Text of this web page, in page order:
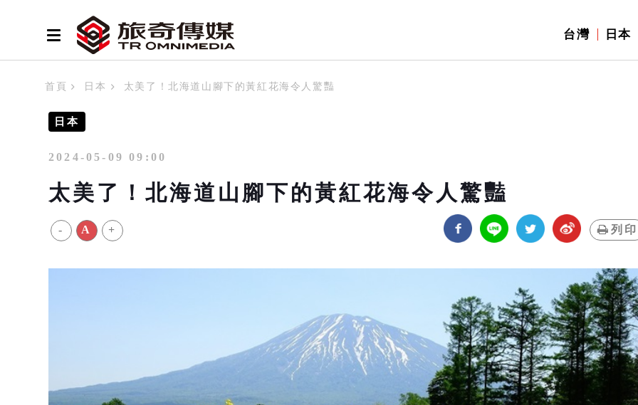
台灣 日本
首頁 日本 太美了！北海道山腳下的黃紅花海令人驚豔
日本
2024-05-09 09:00
太美了！北海道山腳下的黃紅花海令人驚豔
- A + 列印